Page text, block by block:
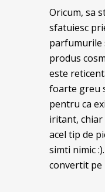
Oricum, sa
sfatuiesc
parfumurile
produs
este
foarte greu
pentru ca
iritant, chiar
acel tip de
simti nimic
convertit pe